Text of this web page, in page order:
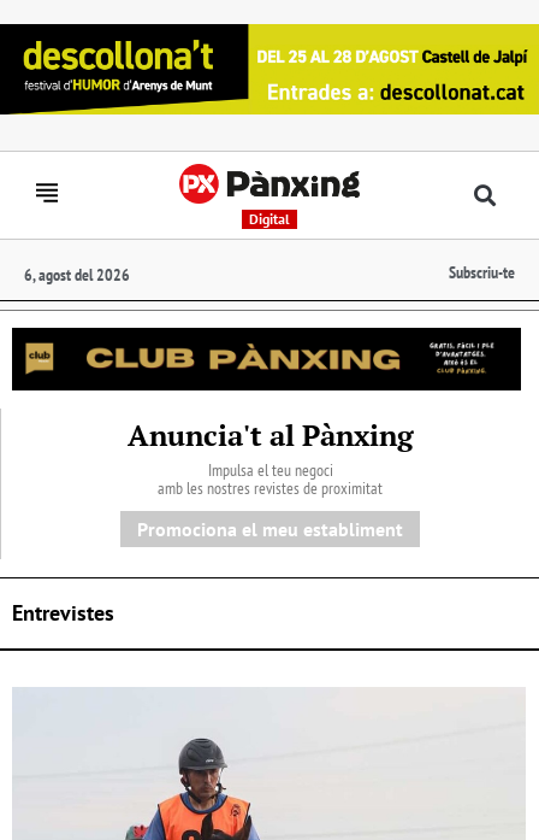
Digital
6, agost del 2026 Subscriu-te
Anuncia't al Pànxing
Impulsa el teu negoci
amb les nostres revistes de proximitat
Promociona el meu establiment
Entrevistes